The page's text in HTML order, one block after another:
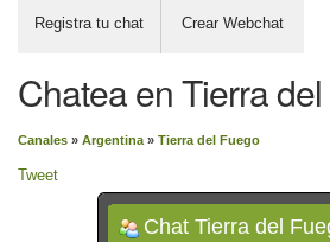
Registra tu chat Crear Webchat
Chatea en Tierra
Canales » Argentina » Tierra del Fuego
Tweet
Chat Tierra del